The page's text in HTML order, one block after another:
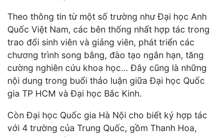
Theo thông tin từ một số trường như Đại học Anh
Quốc Việt Nam, các bên thống nhất hợp tác trong
trao đổi sinh viên và giảng viên, phát triển các
chương trình song bằng, đào tạo ngắn hạn, tăng
cường nghiên cứu khoa học... Đây cũng là những
nội dung trong buổi thảo luận giữa Đại học Quốc
gia TP HCM và Đại học Bắc Kinh.
Còn Đại học Quốc gia Hà Nội cho biết ký hợp tác
với 4 trường của Trung Quốc, gồm Thanh Hoa,